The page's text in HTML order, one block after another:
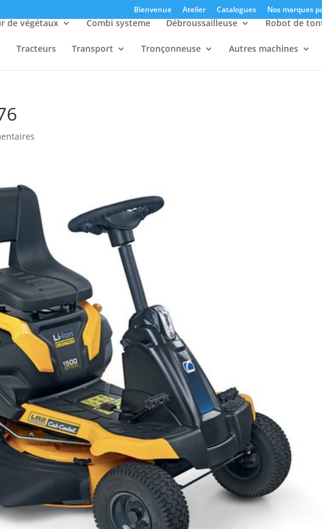
Bienvenue Atelier Catalogues Nos marques
de végétaux Combi systeme Débroussailleuse Robot de
Tracteurs Transport Tronçonneuse Autres machines